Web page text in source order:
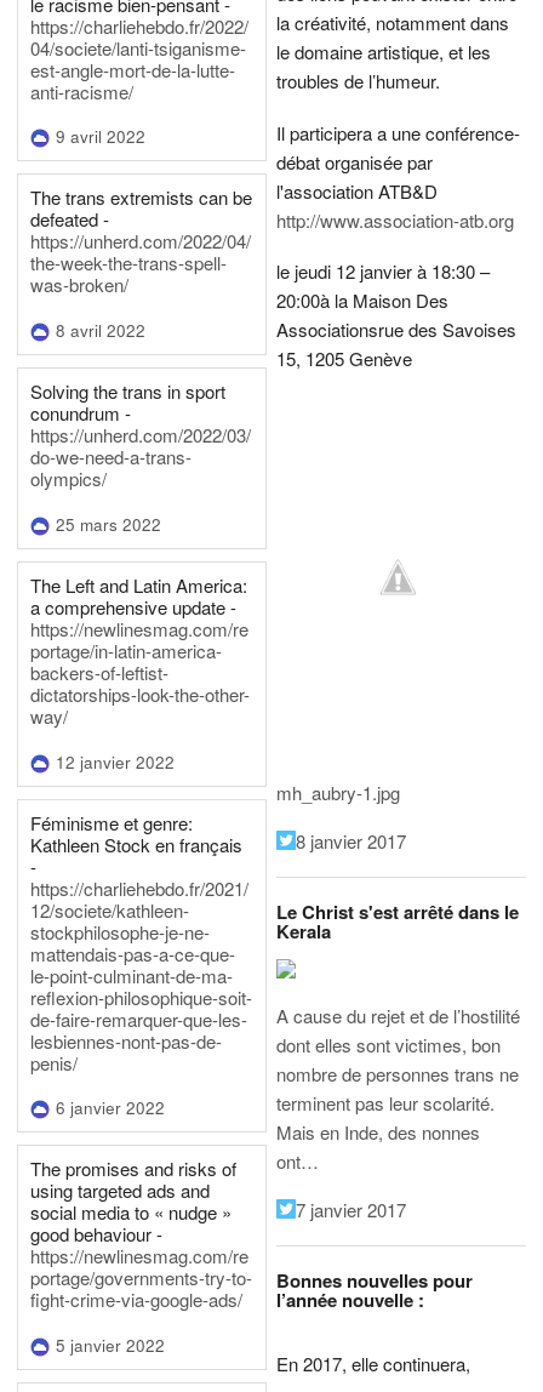
https://charliehebdo.fr/2022/
04/societe/lanti-tsiganisme-
est-angle-mort-de-la-lutte-
anti-racisme/
9 avril 2022
The trans extremists can be
defeated -
https://unherd.com/2022/04/
the-week-the-trans-spell-
was-broken/
8 avril 2022
Solving the trans in sport
conundrum -
https://unherd.com/2022/03/
do-we-need-a-trans-
olympics/
25 mars 2022
The Left and Latin America:
a comprehensive update -
https://newlinesmag.com/re
portage/in-latin-america-
backers-of-leftist-
dictatorships-look-the-other-
way/
12 janvier 2022
Féminisme et genre:
Kathleen Stock en français
-
https://charliehebdo.fr/2021/
12/societe/kathleen-
stockphilosophe-je-ne-
mattendais-pas-a-ce-que-
le-point-culminant-de-ma-
reflexion-philosophique-soit-
de-faire-remarquer-que-les-
lesbiennes-nont-pas-de-
penis/
6 janvier 2022
The promises and risks of
using targeted ads and
social media to « nudge »
good behaviour -
https://newlinesmag.com/re
portage/governments-try-to-
fight-crime-via-google-ads/
5 janvier 2022
la créativité, notamment dans
le domaine artistique, et les
troubles de l’humeur.
Il participera a une conférence-
débat organisée par
l'association ATB&D
http://www.association-atb.org
le jeudi 12 janvier à 18:30 –
20:00à la Maison Des
Associationsrue des Savoises
15, 1205 Genève
mh_aubry-1.jpg
8 janvier 2017
Le Christ s'est arrêté dans le
Kerala
A cause du rejet et de l’hostilité
dont elles sont victimes, bon
nombre de personnes trans ne
terminent pas leur scolarité.
Mais en Inde, des nonnes
ont…
7 janvier 2017
Bonnes nouvelles pour
l’année nouvelle :
En 2017, elle continuera,